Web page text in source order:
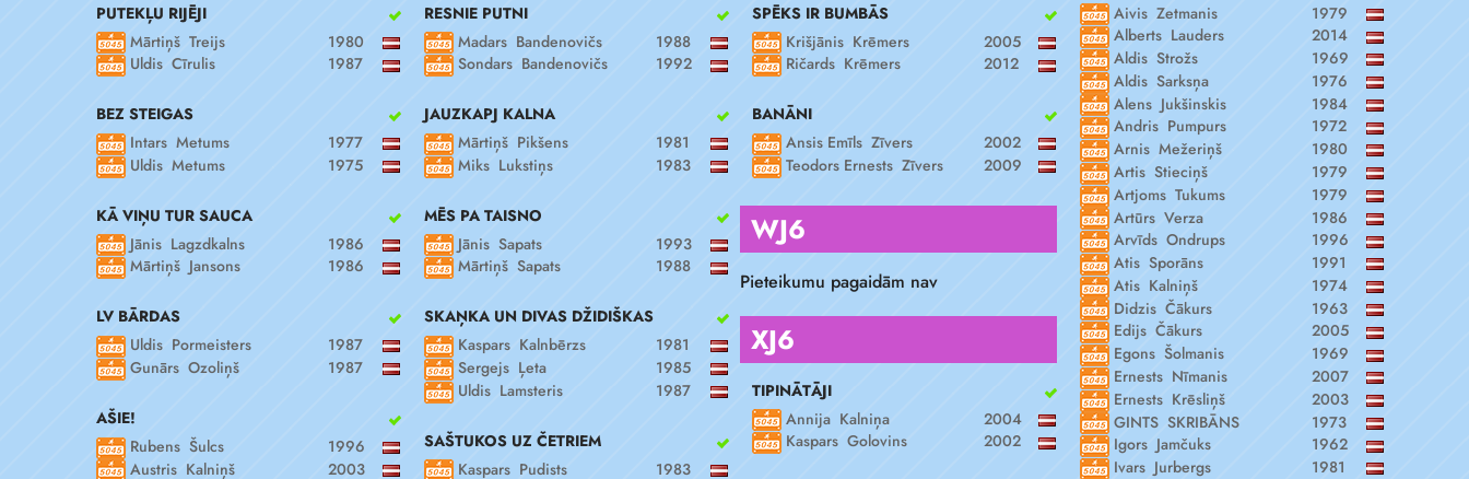
PUTEKĻU RIJĒJI
Mārtiņš Treijs
1980
Uldis Cīrulis
1987
BEZ STEIGAS
Intars Metums
1977
Uldis Metums
1975
KĀ VIŅU TUR SAUCA
Jānis Lagzdkalns
1986
Mārtiņš Jansons
1986
LV BĀRDAS
Uldis Pormeisters
1987
Gunārs Ozoliņš
1987
AŠIE!
Rubens Šulcs
1996
Austris Kalniņš
2003
RESNIE PUTNI
Madars Bandenovičs
1988
Sondars Bandenovičs
1992
JAUZKAPJ KALNA
Mārtiņš Pikšens
1981
Miks Lukstiņs
1983
MĒS PA TAISNO
Jānis Sapats
1993
Mārtiņš Sapats
1988
SKAŅKA UN DIVAS DŽIDIŠKAS
Kaspars Kalnbērzs
1981
Sergejs Ļeta
1985
Uldis Lamsteris
1987
SAŠTUKOS UZ ČETRIEM
Kaspars Pudists
1983
SPĒKS IR BUMBĀS
Krišjānis Krēmers
2005
Ričards Krēmers
2012
BANĀNI
Ansis Emīls Zīvers
2002
Teodors Ernests Zīvers
2009
WJ6
Pieteikumu pagaidām nav
XJ6
TIPINĀTĀJI
Annija Kalniņa
2004
Kaspars Golovins
2002
Aivis Zetmanis
1979
Alberts Lauders
2014
Aldis Strožs
1969
Aldis Sarksņa
1976
Alens Jukšinskis
1984
Andris Pumpurs
1972
Arnis Mežeriņš
1980
Artis Stieciņš
1979
Artjoms Tukums
1979
Artūrs Verza
1986
Arvīds Ondrups
1996
Atis Sporāns
1991
Atis Kalniņš
1974
Didzis Čākurs
1963
Edijs Čākurs
2005
Egons Šolmanis
1969
Ernests Nīmanis
2007
Ernests Krēsliņš
2003
GINTS SKRIBĀNS
1973
Igors Jamčuks
1962
Ivars Jurbergs
1981